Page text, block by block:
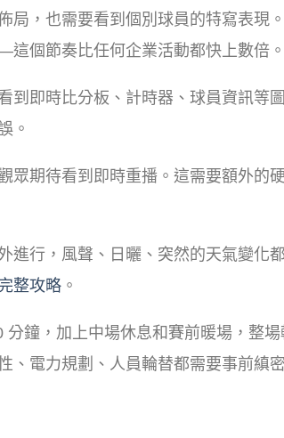
局，也需要看到個別球員的特寫表現
個節奏比任何企業活動都快上數倍。
到即時比分板、計時器、球員資訊等
。
期待看到即時重播。這需要額外的
進行，風聲、日曬、突然的天氣變化
整攻略 。
分鐘，加上中場休息和賽前暖場，整
、電力規劃、人員輪替都需要事前縝